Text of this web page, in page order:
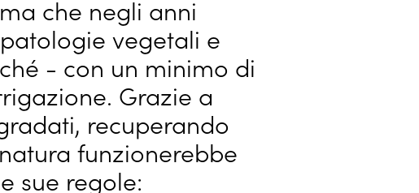
che negli anni
vegetali e
- con un minimo di
Grazie a
recuperando
funzionerebbe
sue regole: